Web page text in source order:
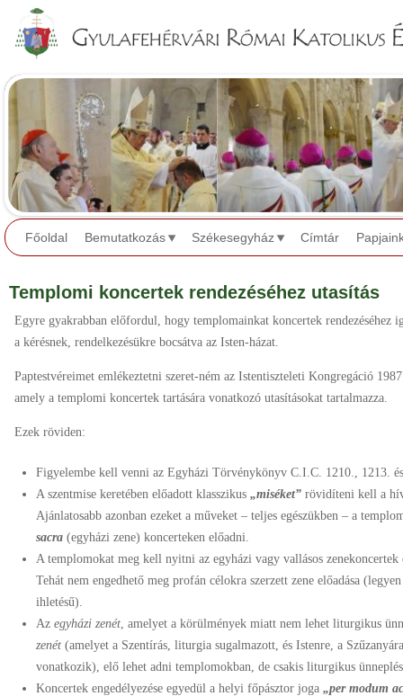
Főoldal Bemutatkozás Székesegyház Címtár
Templomi koncertek rendezéséhez utasítás
Egyre gyakrabban előfordul, hogy templomainkat koncertek rendezéséhez
a kérésnek, rendelkezésükre bocsátva az Isten-házat.
Paptestvéreimet emlékeztetni szeret-ném az Istentiszteleti Kongregáció
amely a templomi koncertek tartására vonatkozó utasításokat tartalmazza.
Ezek röviden:
Figyelembe kell venni az Egyházi Törvénykönyv C.I.C. 1210., 1213.
A szentmise keretében előadott klasszikus „miséket” rövidíteni kell a
Ajánlatosabb azonban ezeket a műveket – teljes egészükben – a
sacra (egyházi zene) koncerteken előadni.
A templomokat meg kell nyitni az egyházi vagy vallásos
Tehát nem engedhető meg profán célokra szerzett zene előadása
ihletésű).
Az egyházi zenét, amelyet a körülmények miatt nem lehet liturgikus
zenét (amelyet a Szentírás, liturgia sugalmazott, és Istenre, a
vonatkozik), elő lehet adni templomokban, de csakis liturgikus
Koncertek engedélyezése egyedül a helyi főpásztor joga „per modum